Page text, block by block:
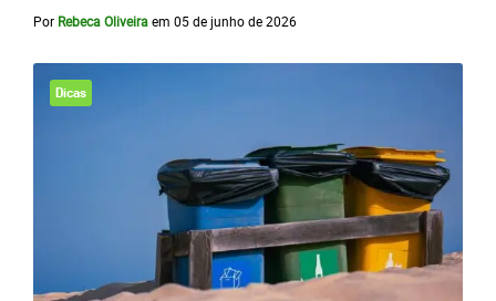
Por Rebeca Oliveiraem 05 de junho de 2026
Dicas